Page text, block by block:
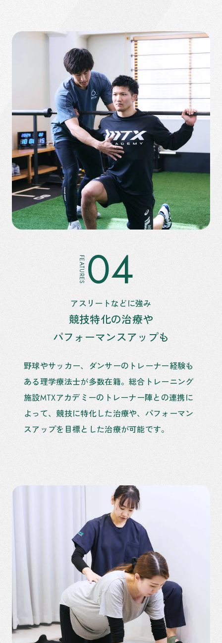
FEATURES04
アスリートなどに強み
競技特化の治療や
パフォーマンスアップも
野球やサッカー、ダンサーのトレーナー経験も
ある理学療法士が多数在籍。総合トレーニング
施設MTXアカデミーのトレーナー陣との連携に
よって、競技に特化した治療や、パフォーマン
スアップを目標とした治療が可能です。